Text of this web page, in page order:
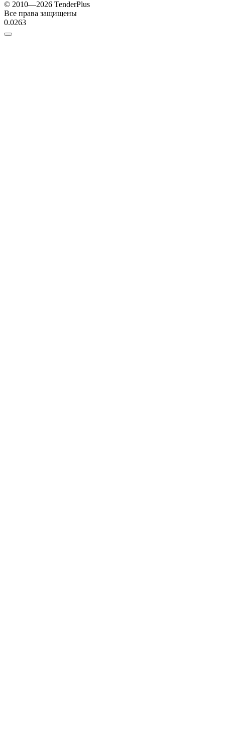
© 2010—2026 TenderPlus
Все права защищены
0.0263